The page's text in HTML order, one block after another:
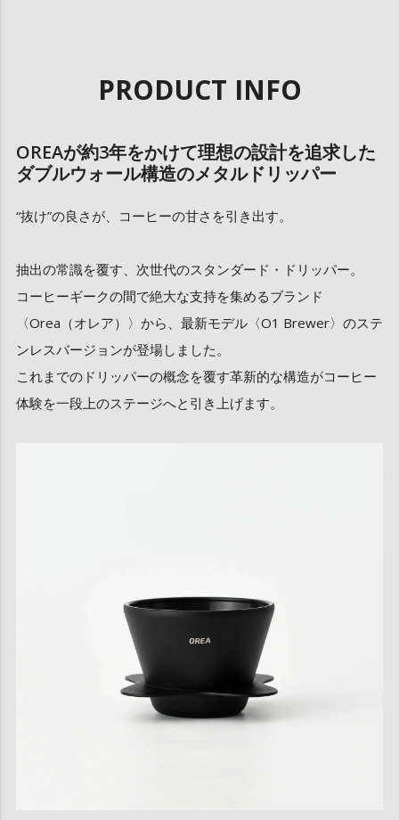
PRODUCT INFO
OREAが約3年をかけて理想の設計を追求した
ダブルウォール構造のメタルドリッパー
“抜け”の良さが、コーヒーの甘さを引き出す。
抽出の常識を覆す、次世代のスタンダード・ドリッパー。
コーヒーギークの間で絶大な支持を集めるブランド
〈Orea（オレア）〉から、最新モデル〈O1 Brewer〉のステ
ンレスバージョンが登場しました。
これまでのドリッパーの概念を覆す革新的な構造がコーヒー
体験を一段上のステージへと引き上げます。